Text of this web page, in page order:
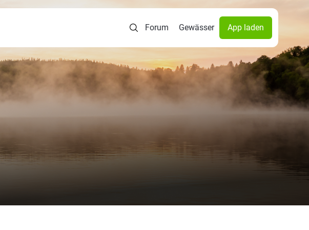
Forum Gewässer App laden